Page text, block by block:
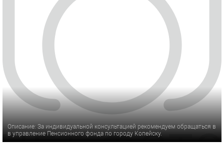
Описание: За индивидуальной консультацией рекомендуем обращаться в
в управление Пенсионного фонда по городу Копейску.